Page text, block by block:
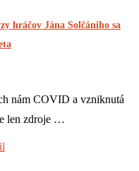
hráčov Jána Solčániho sa
nám COVID a vzniknutá
len zdroje …